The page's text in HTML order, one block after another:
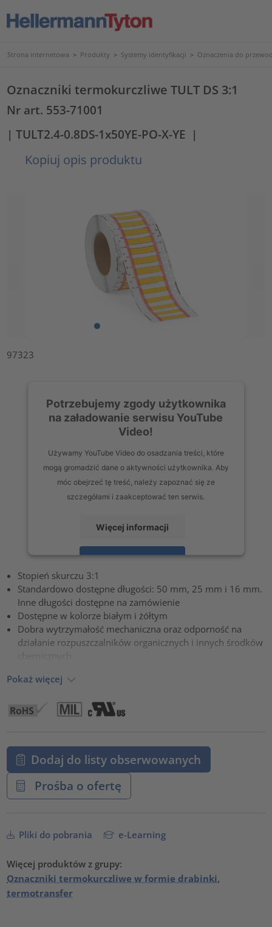
Strona internetowa > Produkty > Systemy identyfikacji > Oznaczenia do
Oznaczniki termokurczliwe TULT DS 3:1
Nr art. 553-71001
| TULT2.4-0.8DS-1x50YE-PO-X-YE |
Kopiuj opis produktu
97323
Potrzebujemy zgody użytkownika
na załadowanie serwisu YouTube
Video!
Używamy YouTube Video do osadzania treści, które
mogą gromadzić dane o aktywności użytkownika. Aby
móc obejrzeć tę treść, należy zapoznać się ze
szczegółami i zaakceptować ten serwis.
Więcej informacji
Zaakceptuj
powered byUsercentrics Consent Management Platform
Stopień skurczu 3:1
Standardowo dostępne długości: 50 mm, 25 mm i 16 mm.
Inne długości dostępne na zamówienie
Dostępne w kolorze białym i żółtym
Dobra wytrzymałość mechaniczna oraz odporność na
działanie rozpuszczalników organicznych i innych środków
Pokaż więcej
Dodaj do listy obserwowanych
Prośba o ofertę
Pliki do pobrania e-Learning
Więcej produktów z grupy:
Oznaczniki termokurczliwe w formie drabinki,
termotransfer